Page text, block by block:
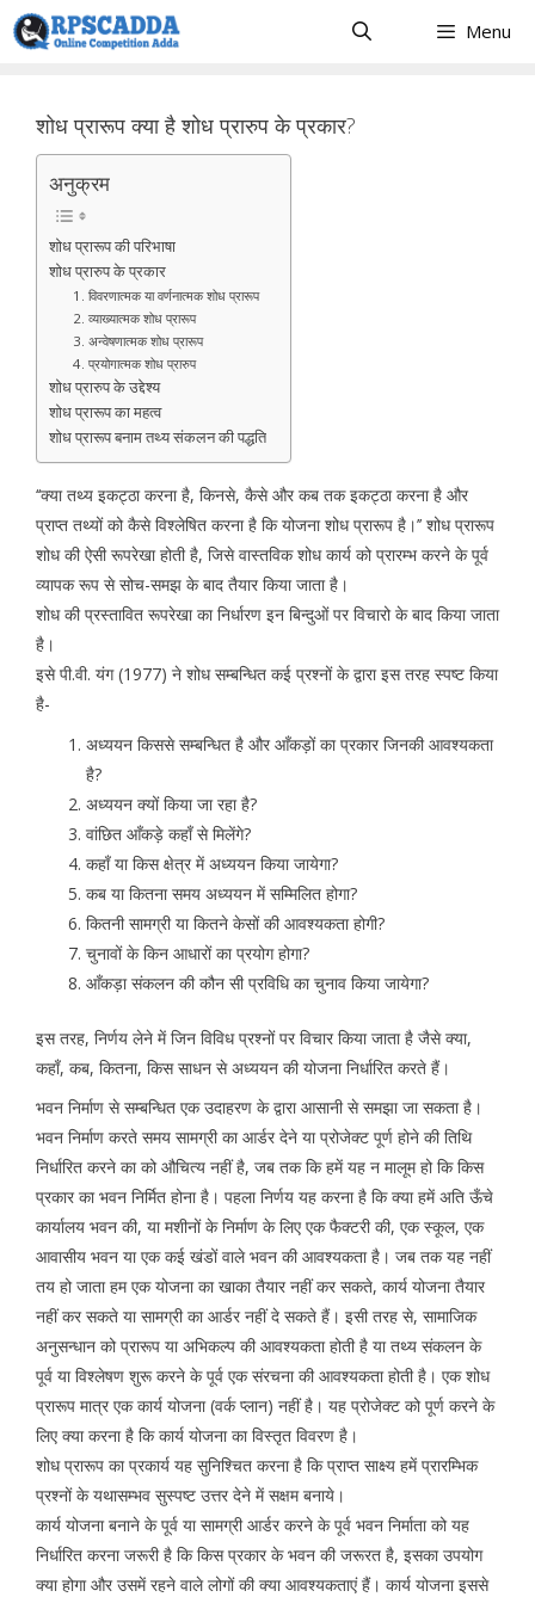
Skip
to
Menu
शोध प्रारूप क्या है शोध प्रारुप के प्रकार?
अनुक्रम
शोध प्रारूप की परिभाषा
शोध प्रारुप के प्रकार
1. विवरणात्मक या वर्णनात्मक शोध प्रारूप
2. व्याख्यात्मक शोध प्रारूप
3. अन्वेषणात्मक शोध प्रारूप
4. प्रयोगात्मक शोध प्रारुप
शोध प्रारुप के उद्देश्य
शोध प्रारूप का महत्व
शोध प्रारूप बनाम तथ्य संकलन की पद्धति
‘‘क्या तथ्य इकट्ठा करना है, किनसे, कैसे और कब तक इकट्ठा करना है और
प्राप्त तथ्यों को कैसे विश्लेषित करना है कि योजना शोध प्रारूप है।’’ शोध प्रारूप
शोध की ऐसी रूपरेखा होती है, जिसे वास्तविक शोध कार्य को प्रारम्भ करने के पूर्व
व्यापक रूप से सोच-समझ के बाद तैयार किया जाता है।
शोध की प्रस्तावित रूपरेखा का निर्धारण इन बिन्दुओं पर विचारो के बाद किया जाता
है।
इसे पी.वी. यंग (1977) ने शोध सम्बन्धित कई प्रश्नों के द्वारा इस तरह स्पष्ट किया
है-
अध्ययन किससे सम्बन्धित है और आँकड़ों का प्रकार जिनकी आवश्यकता
है?
अध्ययन क्यों किया जा रहा है?
वांछित आँकड़े कहाँ से मिलेंगे?
कहाँ या किस क्षेत्र में अध्ययन किया जायेगा?
कब या कितना समय अध्ययन में सम्मिलित होगा?
कितनी सामग्री या कितने केसों की आवश्यकता होगी?
चुनावों के किन आधारों का प्रयोग होगा?
आँकड़ा संकलन की कौन सी प्रविधि का चुनाव किया जायेगा?
इस तरह, निर्णय लेने में जिन विविध प्रश्नों पर विचार किया जाता है जैसे क्या,
कहाँ, कब, कितना, किस साधन से अध्ययन की योजना निर्धारित करते हैं।
भवन निर्माण से सम्बन्धित एक उदाहरण के द्वारा आसानी से समझा जा सकता है।
भवन निर्माण करते समय सामग्री का आर्डर देने या प्रोजेक्ट पूर्ण होने की तिथि
निर्धारित करने का को औचित्य नहीं है, जब तक कि हमें यह न मालूम हो कि किस
प्रकार का भवन निर्मित होना है। पहला निर्णय यह करना है कि क्या हमें अति ऊँचे
कार्यालय भवन की, या मशीनों के निर्माण के लिए एक फैक्टरी की, एक स्कूल, एक
आवासीय भवन या एक कई खंडों वाले भवन की आवश्यकता है। जब तक यह नहीं
तय हो जाता हम एक योजना का खाका तैयार नहीं कर सकते, कार्य योजना तैयार
नहीं कर सकते या सामग्री का आर्डर नहीं दे सकते हैं। इसी तरह से, सामाजिक
अनुसन्धान को प्रारूप या अभिकल्प की आवश्यकता होती है या तथ्य संकलन के
पूर्व या विश्लेषण शुरू करने के पूर्व एक संरचना की आवश्यकता होती है। एक शोध
प्रारूप मात्र एक कार्य योजना (वर्क प्लान) नहीं है। यह प्रोजेक्ट को पूर्ण करने के
लिए क्या करना है कि कार्य योजना का विस्तृत विवरण है।
शोध प्रारूप का प्रकार्य यह सुनिश्चित करना है कि प्राप्त साक्ष्य हमें प्रारम्भिक
प्रश्नों के यथासम्भव सुस्पष्ट उत्तर देने में सक्षम बनाये।
कार्य योजना बनाने के पूर्व या सामग्री आर्डर करने के पूर्व भवन निर्माता को यह
निर्धारित करना जरूरी है कि किस प्रकार के भवन की जरूरत है, इसका उपयोग
क्या होगा और उसमें रहने वाले लोगों की क्या आवश्यकताएं हैं। कार्य योजना इससे